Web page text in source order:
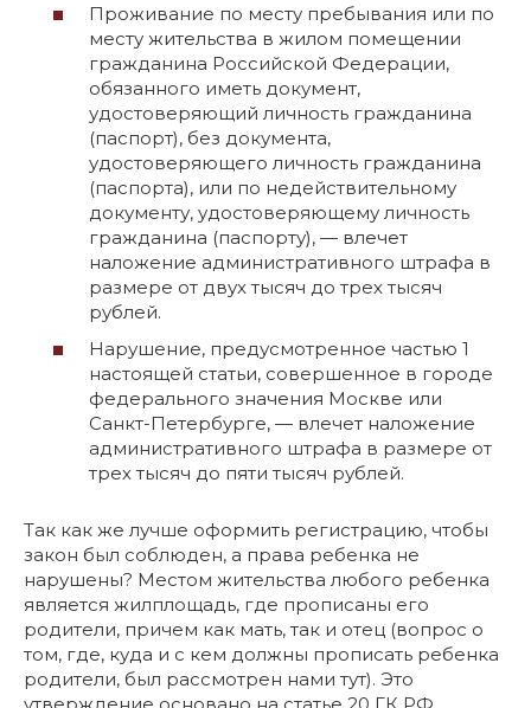
Проживание по месту пребывания или по
месту жительства в жилом помещении
гражданина Российской Федерации,
обязанного иметь документ,
удостоверяющий личность гражданина
(паспорт), без документа,
удостоверяющего личность гражданина
(паспорта), или по недействительному
документу, удостоверяющему личность
гражданина (паспорту), — влечет
наложение административного штрафа в
размере от двух тысяч до трех тысяч
рублей.
Нарушение, предусмотренное частью 1
настоящей статьи, совершенное в городе
федерального значения Москве или
Санкт-Петербурге, — влечет наложение
административного штрафа в размере от
трех тысяч до пяти тысяч рублей.
Так как же лучше оформить регистрацию, чтобы
закон был соблюден, а права ребенка не
нарушены? Местом жительства любого ребенка
является жилплощадь, где прописаны его
родители, причем как мать, так и отец (вопрос о
том, где, куда и с кем должны прописать ребенка
родители, был рассмотрен нами тут). Это